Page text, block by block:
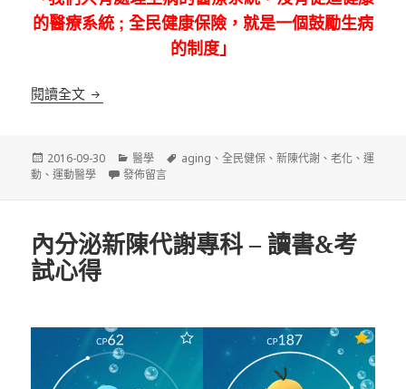
的醫療系統 ; 全民健康保險，就是一個鼓勵生病
的制度」
閱讀全文 全民生病保險 – 淺談老化
發
佈
2016-09-30
分
類
醫學
標
aging 、全民健保 、新陳代謝 、老化 、運
動 、運動醫學 在〈全民生病保險 – 淺談老化〉
發佈留言
內分泌新陳代謝專科 – 讀書&考
試心得